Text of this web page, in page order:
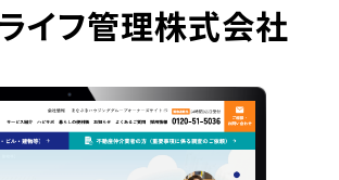
イフ管理株式会社